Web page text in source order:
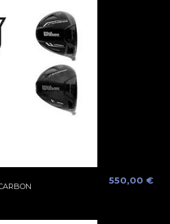
550,00 €